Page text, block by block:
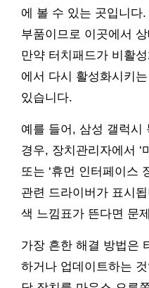
에 볼 수 있는 곳입니다
부품이므로 이곳에서
만약 터치패드가 비활
에서 다시 활성화시키
있습니다.
예를 들어, 삼성 갤럭시
경우, 장치관리자에서 ‘
또는 ‘휴먼 인터페이스
관련 드라이버가 표시
색 느낌표가 뜬다면 문
가장 흔한 해결 방법은
하거나 업데이트하는